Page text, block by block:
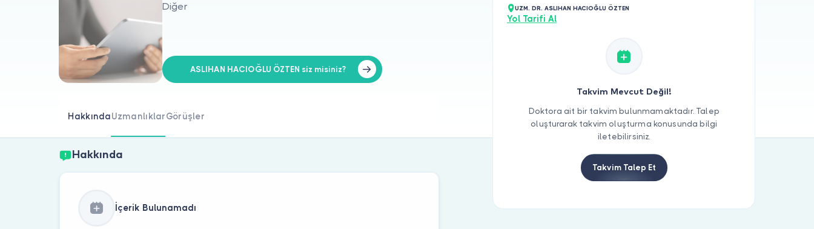
Diğer
ASLIHAN HACIOĞLU ÖZTEN siz misiniz?
HakkındaUzmanlıklarGörüşler
Hakkında
İçerik Bulunamadı
UZM. DR. ASLIHAN HACIOĞLU ÖZTEN
Yol Tarifi Al
Takvim Mevcut Değil!
Doktora ait bir takvim bulunmamaktadır. Talep
oluşturarak takvim oluşturma konusunda bilgi
iletebilirsiniz.
Takvim Talep Et